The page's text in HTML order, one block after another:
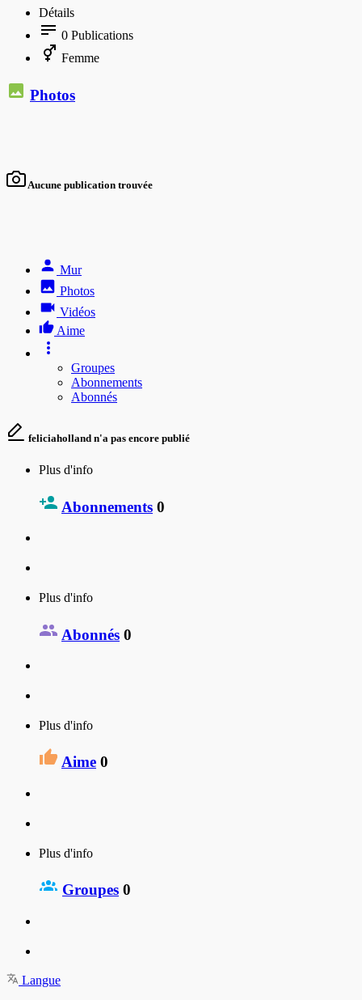
Détails
0 Publications
Femme
Photos
Aucune publication trouvée
Mur
Photos
Vidéos
Aime
Groupes
Abonnements
Abonnés
feliciaholland n'a pas encore publié
Plus d'info
Abonnements 0
Plus d'info
Abonnés 0
Plus d'info
Aime 0
Plus d'info
Groupes 0
Langue